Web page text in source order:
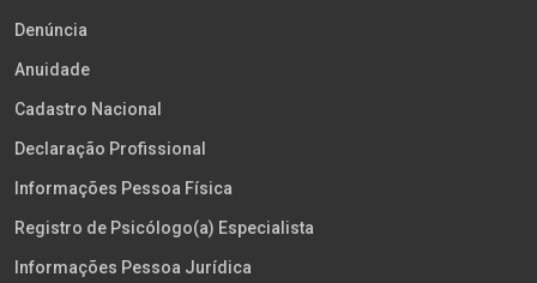
Denúncia
Anuidade
Cadastro Nacional
Declaração Profissional
Informações Pessoa Física
Registro de Psicólogo(a) Especialista
Informações Pessoa Jurídica